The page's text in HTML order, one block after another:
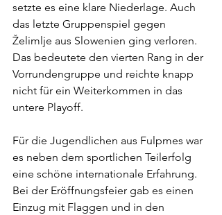
setzte es eine klare Niederlage. Auch
das letzte Gruppenspiel gegen
Želimlje aus Slowenien ging verloren.
Das bedeutete den vierten Rang in der
Vorrundengruppe und reichte knapp
nicht für ein Weiterkommen in das
untere Playoff.
Für die Jugendlichen aus Fulpmes war
es neben dem sportlichen Teilerfolg
eine schöne internationale Erfahrung.
Bei der Eröffnungsfeier gab es einen
Einzug mit Flaggen und in den